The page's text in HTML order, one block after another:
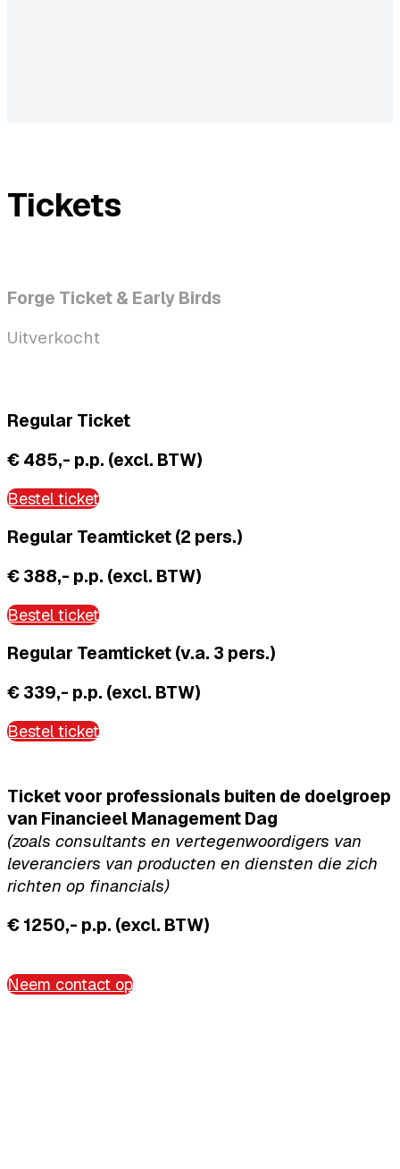
Tickets
Forge Ticket & Early Birds
Uitverkocht
Regular Ticket
€ 485,- p.p. (excl. BTW)
Bestel ticket
Regular Teamticket (2 pers.)
€ 388,- p.p. (excl. BTW)
Bestel ticket
Regular Teamticket (v.a. 3 pers.)
€ 339,- p.p. (excl. BTW)
Bestel ticket
Ticket voor professionals buiten de doelgroep
van Financieel Management Dag
(zoals consultants en vertegenwoordigers van
leveranciers van producten en diensten die zich
richten op financials)
€ 1250,- p.p. (excl. BTW)
Neem contact op